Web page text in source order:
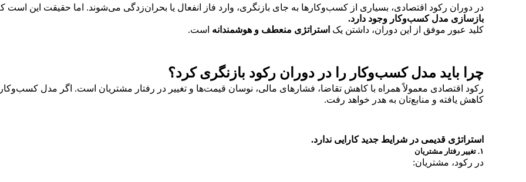
در دوران رکود اقتصادی، بسیاری از کسب‌وکارها به جای بازنگری، وارد فاز انفعال یا بحران‌زدگی می‌شوند. اما حقیقت این است
بازسازی مدل کسب‌وکار وجود دارد.
کلید عبور موفق از این دوران، داشتن یک استراتژی منعطف و هوشمندانه است.
چرا باید مدل کسب‌وکار را در دوران رکود بازنگری کرد؟
رکود اقتصادی معمولاً همراه با کاهش تقاضا، فشارهای مالی، نوسان قیمت‌ها و تغییر در رفتار مشتریان است. اگر مدل کسب‌وکار
کاهش یافته و منابع‌تان به هدر خواهد رفت.
استراتژی قدیمی در شرایط جدید کارایی ندارد.
۱. تغییر رفتار مشتریان
در رکود، مشتریان: